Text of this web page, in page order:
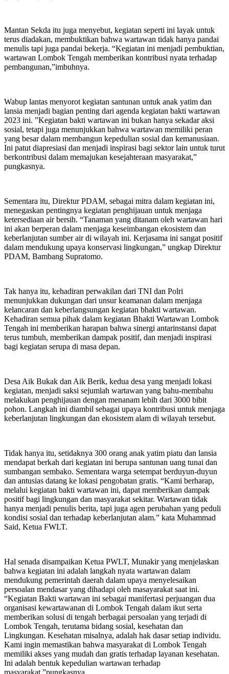
Mantan Sekda itu juga menyebut, kegiatan seperti ini layak untuk
terus diadakan, membuktikan bahwa wartawan tidak hanya pandai
menulis tapi juga pandai bekerja. “Kegiatan ini menjadi pembuktian,
wartawan Lombok Tengah memberikan kontribusi nyata terhadap
pembangunan,”imbuhnya.
Wabup lantas menyorot kegiatan santunan untuk anak yatim dan
lansia menjadi bagian penting dari agenda kegiatan bakti wartawan
2023 ini. ”Kegiatan bakti wartawan ini bukan hanya sekadar aksi
sosial, tetapi juga menunjukkan bahwa wartawan memiliki peran
yang besar dalam membangun kepedulian sosial dan kemanusiaan.
Ini patut diapresiasi dan menjadi inspirasi bagi sektor lain untuk turut
berkontribusi dalam memajukan kesejahteraan masyarakat,”
pungkasnya.
Sementara itu, Direktur PDAM, sebagai mitra dalam kegiatan ini,
menegaskan pentingnya kegiatan penghijauan untuk menjaga
ketersediaan air bersih. “Tanaman yang ditanam oleh wartawan hari
ini akan berperan dalam menjaga keseimbangan ekosistem dan
keberlanjutan sumber air di wilayah ini. Kerjasama ini sangat positif
dalam mendukung upaya konservasi lingkungan,” ungkap Direktur
PDAM, Bambang Supratomo.
Tak hanya itu, kehadiran perwakilan dari TNI dan Polri
menunjukkan dukungan dari unsur keamanan dalam menjaga
kelancaran dan keberlangsungan kegiatan bhakti wartawan.
Kehadiran semua pihak dalam kegiatan Bhakti Wartawan Lombok
Tengah ini memberikan harapan bahwa sinergi antarinstansi dapat
terus tumbuh, memberikan dampak positif, dan menjadi inspirasi
bagi kegiatan serupa di masa depan.
Desa Aik Bukak dan Aik Berik, kedua desa yang menjadi lokasi
kegiatan, menjadi saksi sejumlah wartawan yang bahu-membahu
melakukan penghijauan dengan menanam lebih dari 3000 bibit
pohon. Langkah ini diambil sebagai upaya kontribusi untuk menjaga
keberlanjutan lingkungan dan ekosistem alam di wilayah tersebut.
Tidak hanya itu, setidaknya 300 orang anak yatim piatu dan lansia
mendapat berkah dari kegiatan ini berupa santunan uang tunai dan
sumbangan sembako. Sementara warga setempat berduyun-duyun
dan antusias datang ke lokasi pengobatan gratis. “Kami berharap,
melalui kegiatan bakti wartawan ini, dapat memberikan dampak
positif bagi lingkungan dan masyarakat sekitar. Wartawan tidak
hanya menjadi penulis berita, tapi juga agen perubahan yang peduli
kondisi sosial dan terhadap keberlanjutan alam.” kata Muhammad
Said, Ketua FWLT.
Hal senada disampaikan Ketua PWLT, Munakir yang menjelaskan
bahwa kegiatan ini adalah langkah nyata wartawan dalam
mendukung pemerintah daerah dalam upaya menyelesaikan
persoalan mendasar yang dihadapi oleh masayarakat saat ini.
“Kegiatan Bakti wartawan ini sebagai manifertasi perjuangan dua
organisasi kewartawanan di Lombok Tengah dalam ikut serta
memberikan solusi di tengah berbagai persoalan yang terjadi di
Lombok Tengah, terutama bidang sosial, kesehatan dan
Lingkungan. Kesehatan misalnya, adalah hak dasar setiap individu.
Kami ingin memastikan bahwa masyarakat di Lombok Tengah
memiliki akses yang mudah dan gratis terhadap layanan kesehatan.
Ini adalah bentuk kepedulian wartawan terhadap
masyarakat,”pungkasnya.